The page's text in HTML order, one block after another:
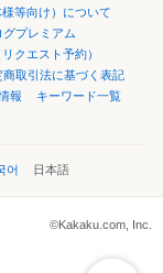
等向け）について
グプレミアム
クエスト予約）
商取引法に基づく表記
報
キーワード一覧
어 日本語
©Kakaku.com, Inc.